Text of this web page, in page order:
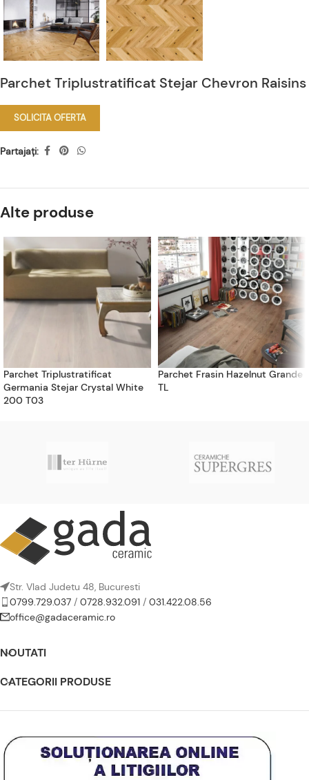
Parchet Triplustratificat Stejar Chevron Raisins
SOLICITA OFERTA
Partajați:
Alte produse
Parchet Triplustratificat
Germania Stejar Crystal White
200 T03
Parchet Frasin Hazelnut Grande
TL
Str. Vlad Judetu 48, Bucuresti
0799.729.037 / 0728.932.091 / 031.422.08.56
office@gadaceramic.ro
NOUTATI
CATEGORII PRODUSE